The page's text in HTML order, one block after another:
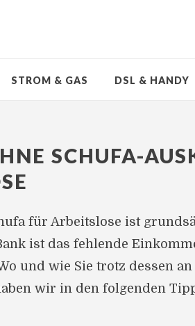
STROM & GAS DSL & HANDY
SCHUFA-
für Arbeitslose ist
ist das fehlende
und wie Sie trotz dessen
wir in den folgenden